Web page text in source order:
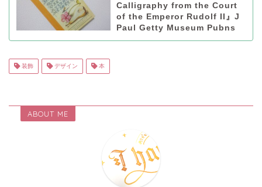
Calligraphy from the Court
of the Emperor Rudolf II』J
Paul Getty Museum Pubns
装飾 デザイン 本
ABOUT ME